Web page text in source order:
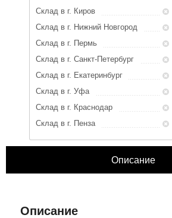
Склад в г. Киров
Склад в г. Нижний Новгород
Склад в г. Пермь
Склад в г. Санкт-Петербург
Склад в г. Екатеринбург
Склад в г. Уфа
Склад в г. Краснодар
Склад в г. Пенза
Описание
Описание